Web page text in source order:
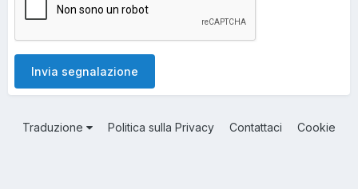
Invia segnalazione
Traduzione Politica sulla Privacy Contattaci Cookie